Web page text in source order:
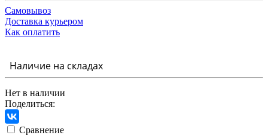
Самовывоз
Доставка курьером
Как оплатить
Наличие на складах
Нет в наличии
Поделиться:
Сравнение